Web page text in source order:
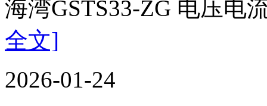
海湾GSTS33-ZG 电压电
全文]
2026-01-24